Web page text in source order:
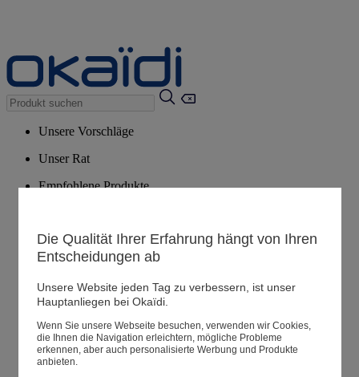
Unsere Vorschläge
Unser Rat
Empfohlene Produkte
Filialen
Meine Informationen
Warenkorb
Favoriten
Die Qualität Ihrer Erfahrung hängt von Ihren
Entscheidungen ab
Unsere Website jeden Tag zu verbessern, ist unser
Hauptanliegen bei Okaïdi.
Wenn Sie unsere Webseite besuchen, verwenden wir Cookies,
die Ihnen die Navigation erleichtern, mögliche Probleme
erkennen, aber auch personalisierte Werbung und Produkte
anbieten.